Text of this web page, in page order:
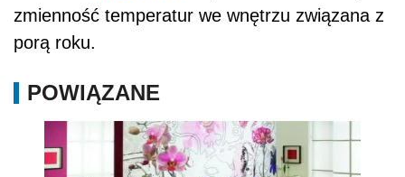
zmienność temperatur we wnętrzu związana z
porą roku.
POWIĄZANE